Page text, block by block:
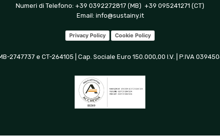
Numeri di Telefono: +39 0392272817 (MB) +39 095241271 (CT)
Email: info@sustainy.it
Privacy Policy Cookie Policy
2747737 e CT-264105 | Cap. Sociale Euro 150.000,00 I.V. | P.IVA